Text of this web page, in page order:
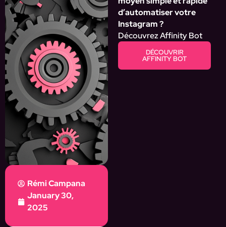
Rémi Campana
January 30,
2025
d’automatiser votre
Instagram ?
Découvrez Affinity Bot
DÉCOUVRIR
AFFINITY BOT